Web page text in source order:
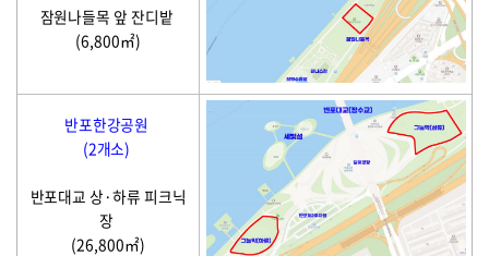
잠원나들목 앞 잔디밭
(6,800㎡)
반포한강공원
(2개소)
반포대교 상·하류 피크닉
장
(26,800㎡)